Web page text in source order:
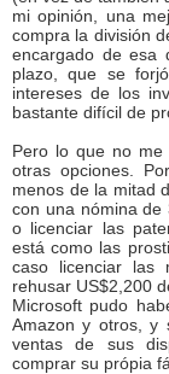
mi opinión, una
compra la división
encargado de esa
plazo, que se
intereses de los
bastante difícil de
Pero lo que no
otras opciones.
menos de la mitad
con una nómina de
o licenciar las
está como las
caso licenciar las
rehusar US$2,200
Microsoft pudo
Amazon y otros, y
ventas de sus
comprar su própia